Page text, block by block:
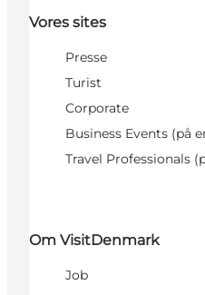
Vores sites
Presse
Turist
Corporate
Business Events (på
Travel Professionals
Om VisitDenmark
Job